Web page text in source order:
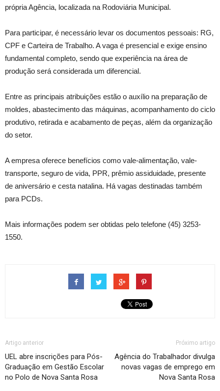
própria Agência, localizada na Rodoviária Municipal.
Para participar, é necessário levar os documentos pessoais: RG,
CPF e Carteira de Trabalho. A vaga é presencial e exige ensino
fundamental completo, sendo que experiência na área de
produção será considerada um diferencial.
Entre as principais atribuições estão o auxílio na preparação de
moldes, abastecimento das máquinas, acompanhamento do ciclo
produtivo, retirada e acabamento de peças, além da organização
do setor.
A empresa oferece benefícios como vale-alimentação, vale-
transporte, seguro de vida, PPR, prêmio assiduidade, presente
de aniversário e cesta natalina. Há vagas destinadas também
para PCDs.
Mais informações podem ser obtidas pelo telefone (45) 3253-
1550.
Artigo anterior
UEL abre inscrições para Pós-
Graduação em Gestão Escolar
no Polo de Nova Santa Rosa
Próximo artigo
Agência do Trabalhador divulga
novas vagas de emprego em
Nova Santa Rosa